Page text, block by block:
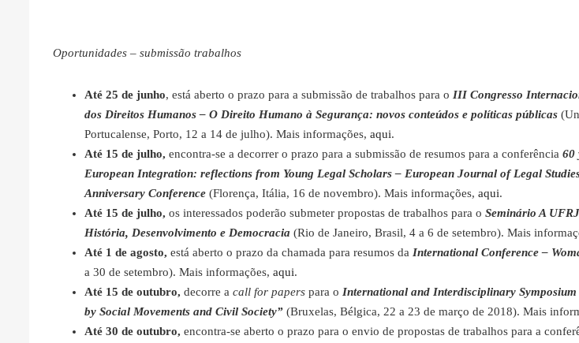
Oportunidades – submissão trabalhos
Até 25 de junho, está aberto o prazo para a submissão de trabalhos para o III Congresso
dos Direitos Humanos – O Direito Humano à Segurança: novos conteúdos e políticas públicas
Portucalense, Porto, 12 a 14 de julho). Mais informações, aqui.
Até 15 de julho, encontra-se a decorrer o prazo para a submissão de resumos para a conferência 60
European Integration: reflections from Young Legal Scholars – European Journal of Legal
Anniversary Conference (Florença, Itália, 16 de novembro). Mais informações, aqui.
Até 15 de julho, os interessados poderão submeter propostas de trabalhos para o Seminário A
História, Desenvolvimento e Democracia (Rio de Janeiro, Brasil, 4 a 6 de setembro). Mais
Até 1 de agosto, está aberto o prazo da chamada para resumos da International Conference –
a 30 de setembro). Mais informações, aqui.
Até 15 de outubro, decorre a call for papers para o International and Interdisciplinary Symposium
by Social Movements and Civil Society” (Bruxelas, Bélgica, 22 a 23 de março de 2018). Mais
Até 30 de outubro, encontra-se aberto o prazo para o envio de propostas de trabalhos para a